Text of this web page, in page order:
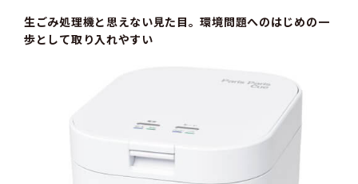
生ごみ処理機と思えない見た目。環境問題へのはじめの一
歩として取り入れやすい